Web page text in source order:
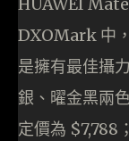
DXOMark 中
是擁有最佳攝
銀、曜金黑兩
定價為 $7,788